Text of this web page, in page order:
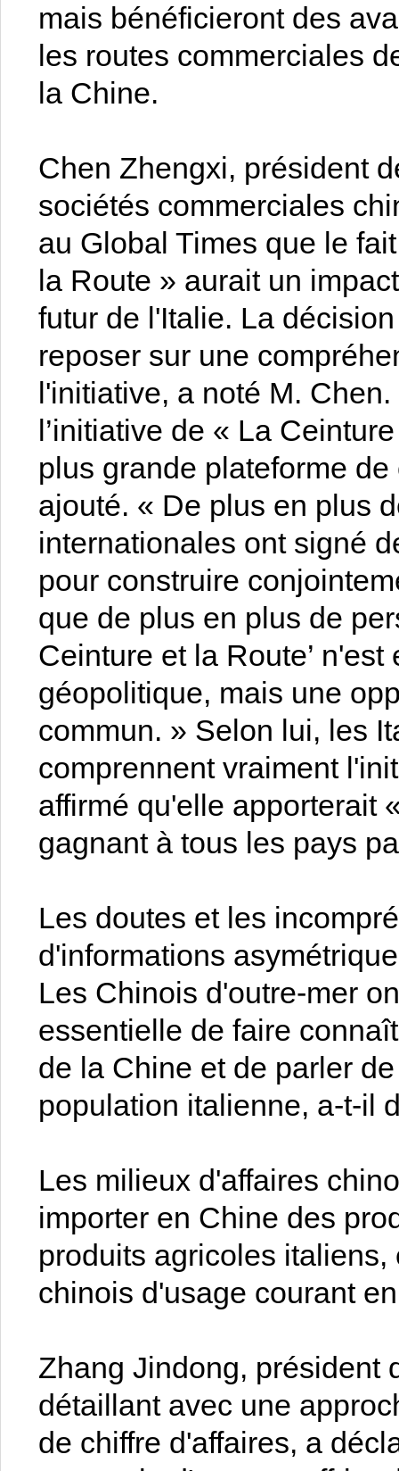
mais bénéficieront des
les routes commerciales
la Chine.
Chen Zhengxi, président
sociétés commerciales
au Global Times que le
la Route » aurait un
futur de l'Italie. La
reposer sur une
l'initiative, a noté M.
l’initiative de « La
plus grande plateforme
ajouté. « De plus en plus
internationales ont signé
pour construire
que de plus en plus de
Ceinture et la Route’
géopolitique, mais une
commun. » Selon lui, les
comprennent vraiment
affirmé qu'elle apporterait
gagnant à tous les pays
Les doutes et les
d'informations
Les Chinois d'outre-mer
essentielle de faire
de la Chine et de parler
population italienne, a-t-il
Les milieux d'affaires
importer en Chine des
produits agricoles
chinois d'usage courant
Zhang Jindong, président
détaillant avec une
de chiffre d'affaires, a